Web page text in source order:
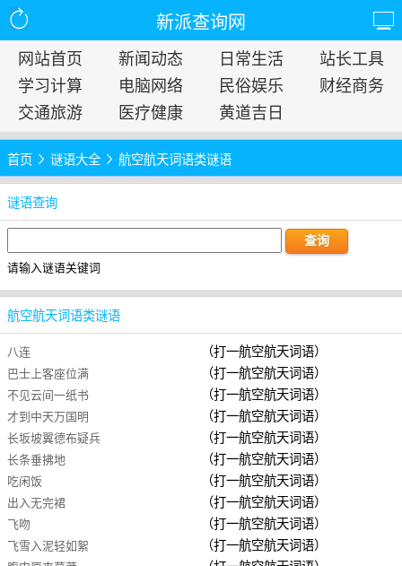
新派查询网
网站首页 新闻动态 日常生活
站长工具
学习计算
电脑网络 民俗娱乐
财经商务
交通旅游
医疗健康 黄道吉日
首页 谜语大全 航空航天词语类谜语
谜语查询
请输入谜语关键词
航空航天词语类谜语
八连 （打一航空航天词语）
巴士上客座位满 （打一航空航天词语）
不见云间一纸书 （打一航空航天词语）
才到中天万国明 （打一航空航天词语）
长坂坡翼德布疑兵 （打一航空航天词语）
长条垂拂地 （打一航空航天词语）
吃闲饭 （打一航空航天词语）
出入无完裙 （打一航空航天词语）
飞吻 （打一航空航天词语）
飞雪入泥轻如絮 （打一航空航天词语）